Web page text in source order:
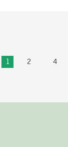
1 2 4